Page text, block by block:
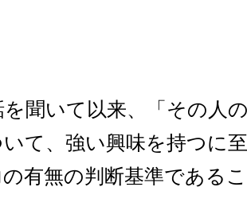
聞いて以来、「その人
て、強い興味を持つに
有無の判断基準である